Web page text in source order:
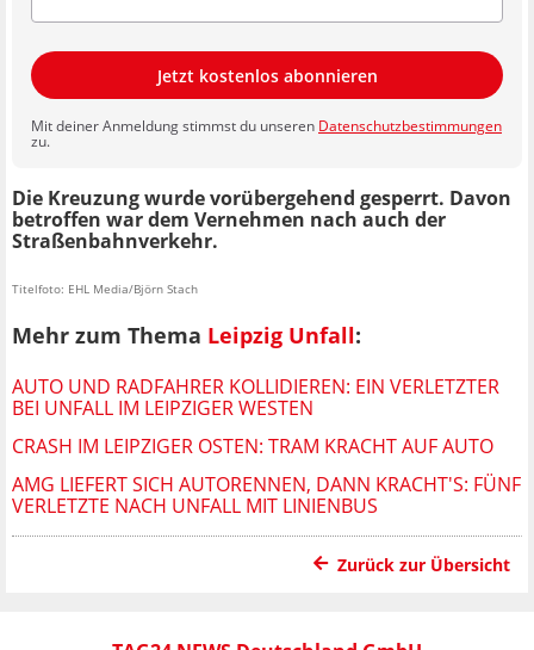
Jetzt kostenlos abonnieren
Mit deiner Anmeldung stimmst du unseren Datenschutzbestimmungen
zu.
Die Kreuzung wurde vorübergehend gesperrt. Davon
betroffen war dem Vernehmen nach auch der
Straßenbahnverkehr.
Titelfoto: EHL Media/Björn Stach
Mehr zum Thema Leipzig Unfall:
AUTO UND RADFAHRER KOLLIDIEREN: EIN VERLETZTER
BEI UNFALL IM LEIPZIGER WESTEN
CRASH IM LEIPZIGER OSTEN: TRAM KRACHT AUF AUTO
AMG LIEFERT SICH AUTORENNEN, DANN KRACHT'S: FÜNF
VERLETZTE NACH UNFALL MIT LINIENBUS
Zurück zur Übersicht